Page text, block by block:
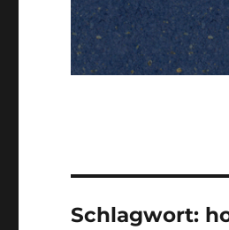
Schlagwort: